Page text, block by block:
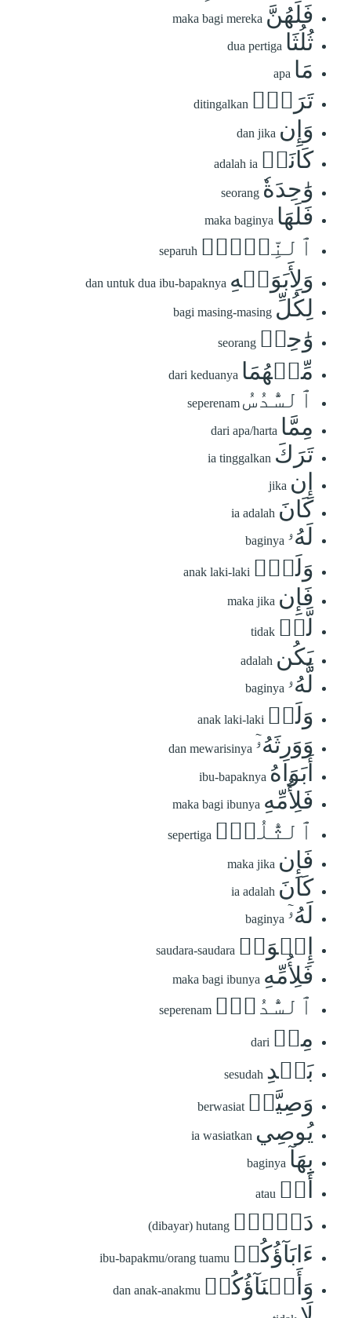
فَلَهُنَّ maka bagi mereka
ثُلُثَا dua pertiga
مَا apa
تَرَكَۖ ditingalkan
وَإِن dan jika
كَانَتۡ adalah ia
وَٰحِدَةٗ seorang
فَلَهَا maka baginya
ٱلنِّصۡفُۚ separuh
وَلِأَبَوَيۡهِ dan untuk dua ibu-bapaknya
لِكُلِّ bagi masing-masing
وَٰحِدٖ seorang
مِّنۡهُمَا dari keduanya
ٱلسُّدُسُ seperenam
مِمَّا dari apa/harta
تَرَكَ ia tinggalkan
إِن jika
كَانَ ia adalah
لَهُۥ baginya
وَلَدٞۚ anak laki-laki
فَإِن maka jika
لَّمۡ tidak
يَكُن adalah
لَّهُۥ baginya
وَلَدٞ anak laki-laki
وَوَرِثَهُۥٓ dan mewarisinya
أَبَوَاهُ ibu-bapaknya
فَلِأُمِّهِ maka bagi ibunya
ٱلثُّلُثُۚ sepertiga
فَإِن maka jika
كَانَ ia adalah
لَهُۥٓ baginya
إِخۡوَةٞ saudara-saudara
فَلِأُمِّهِ maka bagi ibunya
ٱلسُّدُسُۚ seperenam
مِنۢ dari
بَعۡدِ sesudah
وَصِيَّةٖ berwasiat
يُوصِي ia wasiatkan
بِهَآ baginya
أَوۡ atau
دَيۡنٍۗ (dibayar) hutang
ءَابَآؤُكُمۡ ibu-bapakmu/orang tuamu
وَأَبۡنَآؤُكُمۡ dan anak-anakmu